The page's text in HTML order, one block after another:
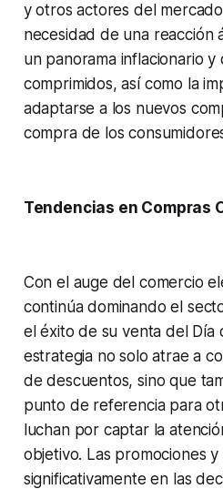
y otros actores del
necesidad de una reacción
un panorama inflacionario y
comprimidos, así como la
adaptarse a los nuevos
compra de los
Tendencias en Compras
Con el auge del comercio
continúa dominando el
el éxito de su venta del Día
estrategia no solo atrae a
de descuentos, sino que
punto de referencia para
luchan por captar la
objetivo. Las promociones
significativamente en las